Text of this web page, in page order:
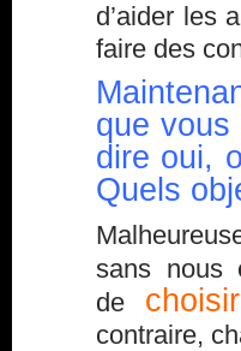
d’aider les
faire des
que
dire oui,
Quels
sans nous
de choisir
contraire,